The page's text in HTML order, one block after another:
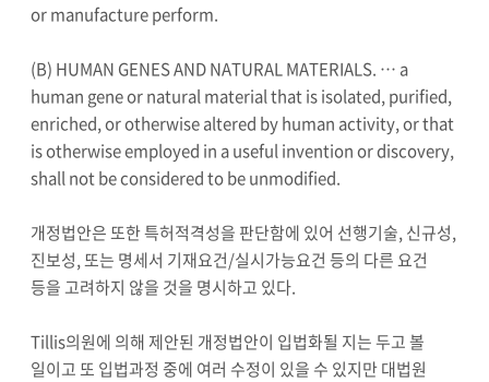
or manufacture perform.
(B) HUMAN GENES AND NATURAL MATERIALS. … a
human gene or natural material that is isolated, purified,
enriched, or otherwise altered by human activity, or that
is otherwise employed in a useful invention or discovery,
shall not be considered to be unmodified.
개정법안은 또한 특허적격성을 판단함에 있어 선행기술, 신규성,
진보성, 또는 명세서 기재요건/실시가능요건 등의 다른 요건
등을 고려하지 않을 것을 명시하고 있다.
Tillis의원에 의해 제안된 개정법안이 입법화될 지는 두고 볼
일이고 또 입법과정 중에 여러 수정이 있을 수 있지만 대법원